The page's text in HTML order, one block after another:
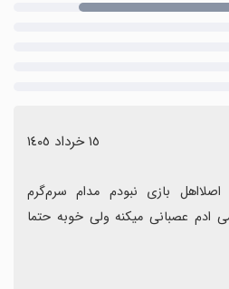
١٥ خرداد ١٤٠٥